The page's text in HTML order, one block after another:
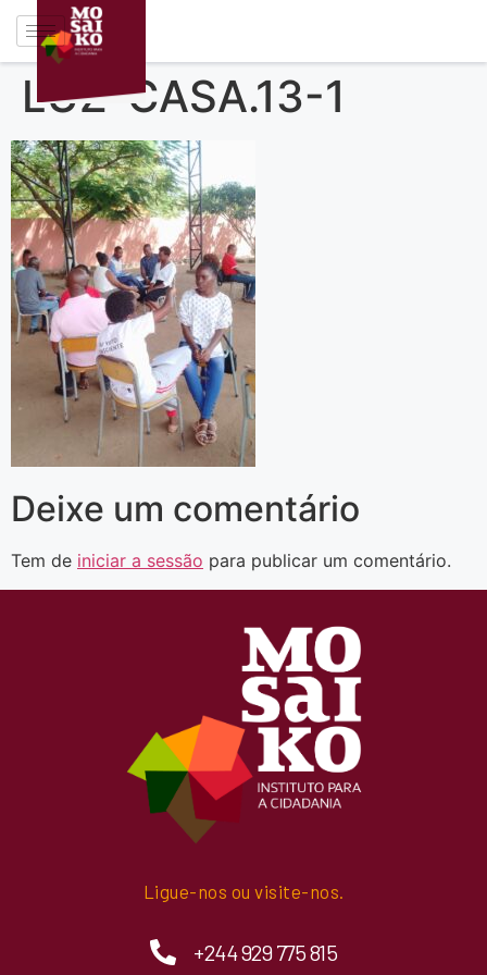
LUZ-CASA.13-1
Deixe um comentário
Tem de iniciar a sessão para publicar um comentário.
Ligue-nos ou visite-nos.
+244 929 775 815